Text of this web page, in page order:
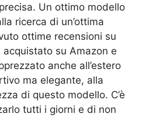
Un ottimo modello
ricerca di un’ottima
ottime recensioni su
su Amazon e
anche all’estero
ma elegante, alla
di questo modello. C’è
tutti i giorni e di non